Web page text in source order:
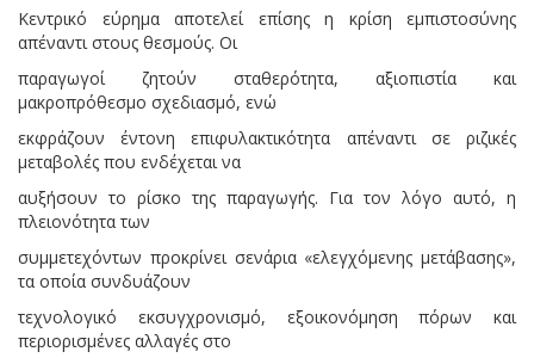
Κεντρικό εύρημα αποτελεί επίσης η κρίση εμπιστοσύνης
απέναντι στους θεσμούς. Οι
παραγωγοί ζητούν σταθερότητα, αξιοπιστία και
μακροπρόθεσμο σχεδιασμό, ενώ
εκφράζουν έντονη επιφυλακτικότητα απέναντι σε ριζικές
μεταβολές που ενδέχεται να
αυξήσουν το ρίσκο της παραγωγής. Για τον λόγο αυτό, η
πλειονότητα των
συμμετεχόντων προκρίνει σενάρια «ελεγχόμενης μετάβασης»,
τα οποία συνδυάζουν
τεχνολογικό εκσυγχρονισμό, εξοικονόμηση πόρων και
περιορισμένες αλλαγές στο